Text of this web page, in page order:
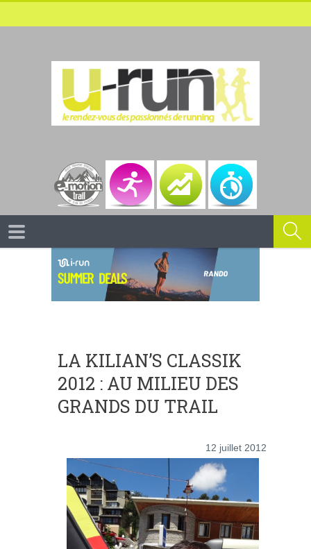
LA KILIAN’S CLASSIK
2012 : AU MILIEU DES
GRANDS DU TRAIL
12 juillet 2012